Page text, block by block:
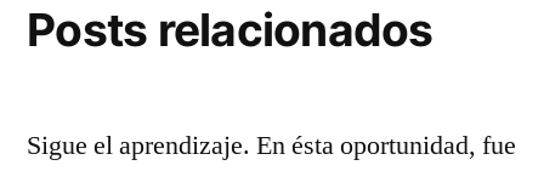
Posts relacionados
Sigue el aprendizaje. En ésta oportunidad, fue